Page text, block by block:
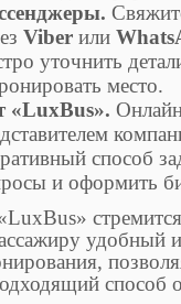
Viber или
уточнить
место.
«LuxBus».
способ
и оформить
удобный
способ